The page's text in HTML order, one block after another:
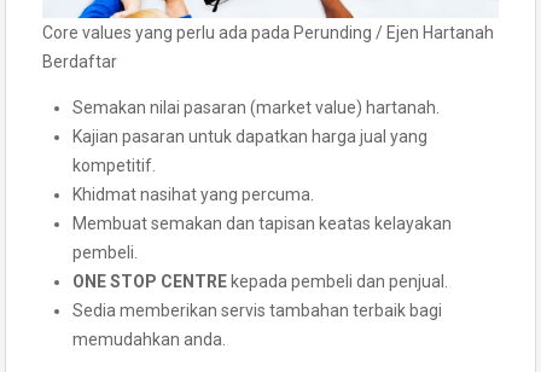
Core values yang perlu ada pada Perunding / Ejen Hartanah
Berdaftar
Semakan nilai pasaran (market value) hartanah.
Kajian pasaran untuk dapatkan harga jual yang
kompetitif.
Khidmat nasihat yang percuma.
Membuat semakan dan tapisan keatas kelayakan
pembeli.
ONE STOP CENTRE kepada pembeli dan penjual.
Sedia memberikan servis tambahan terbaik bagi
memudahkan anda.